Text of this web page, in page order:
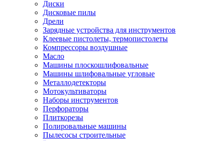
Диски
Дисковые пилы
Дрели
Зарядные устройства для инструментов
Клеевые пистолеты, термопистолеты
Компрессоры воздушные
Масло
Машины плоскошлифовальные
Машины шлифовальные угловые
Металлодетекторы
Мотокультиваторы
Наборы инструментов
Перфораторы
Плиткорезы
Полировальные машины
Пылесосы строительные